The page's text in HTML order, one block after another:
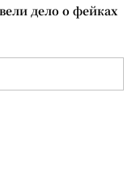
дело о фейках